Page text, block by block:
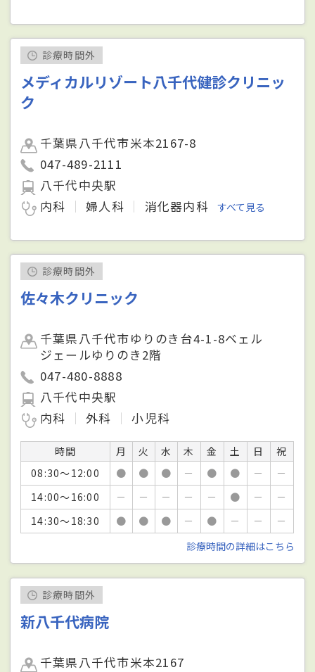
診療時間外
メディカルリゾート八千代健診クリニッ
ク
千葉県八千代市米本2167-8
047-489-2111
八千代中央駅
内科
婦人科 消化器内科 すべて見る
診療時間外
佐々木クリニック
千葉県八千代市ゆりのき台4-1-8ベェル
ジェールゆりのき2階
047-480-8888
八千代中央駅
内科
外科 小児科
時間 月 火 水 木 金 土 日
祝
08:30～12:00
● ● ● － ● ● －
－
14:00～16:00
－ － － － － ● －
－
14:30～18:30
● ● ● － ● － －
－
診療時間の詳細はこちら
診療時間外
新八千代病院
千葉県八千代市米本2167